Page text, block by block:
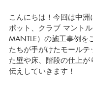
こんにちは！今回は中洲
ポット、クラブ マントル
MANTLE）の施工事例を
たちが手がけたモールテ
た壁や床、階段の仕上が
伝えしていきます！